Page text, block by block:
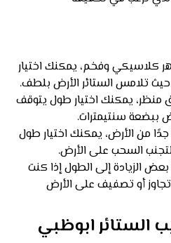
كلاسيكي وفخم، يمكنك اختيار
تلامس الستائر الأرض بلطف.
منظر، يمكنك اختيار طول يتوقف
ببضعة سنتيمترات.
جدًا من الأرض، يمكنك اختيار طول
السحب على الأرض.
الزيادة إلى الطول إذا كنت
أو تصفيف على الأرض
الستائر ابوظبي